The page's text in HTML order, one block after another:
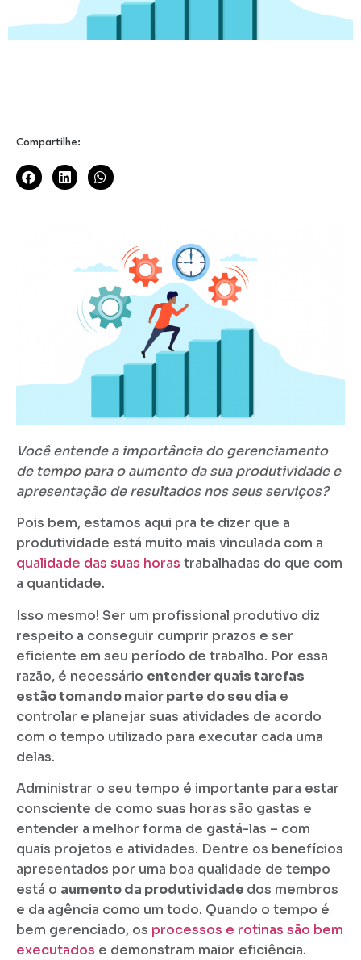
Compartilhe:
Você entende a importância do gerenciamento
de tempo para o aumento da sua produtividade e
apresentação de resultados nos seus serviços?
Pois bem, estamos aqui pra te dizer que a
produtividade está muito mais vinculada com a
qualidade das suas horas trabalhadas do que com
a quantidade.
Isso mesmo! Ser um profissional produtivo diz
respeito a conseguir cumprir prazos e ser
eficiente em seu período de trabalho. Por essa
razão, é necessário entender quais tarefas
estão tomando maior parte do seu dia e
controlar e planejar suas atividades de acordo
com o tempo utilizado para executar cada uma
delas.
Administrar o seu tempo é importante para estar
consciente de como suas horas são gastas e
entender a melhor forma de gastá-las – com
quais projetos e atividades. Dentre os benefícios
apresentados por uma boa qualidade de tempo
está o aumento da produtividade dos membros
e da agência como um todo. Quando o tempo é
bem gerenciado, os processos e rotinas são bem
executados e demonstram maior eficiência.